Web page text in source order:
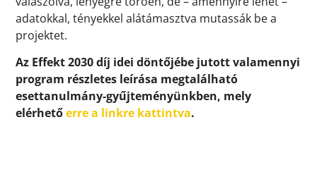
adatokkal, tényekkel alátámasztva mutassák be a
projektet.
Az Effekt 2030 díj idei döntőjébe jutott valamennyi
program részletes leírása megtalálható
esettanulmány-gyűjteményünkben, mely
elérhetőerre a linkre kattintva.